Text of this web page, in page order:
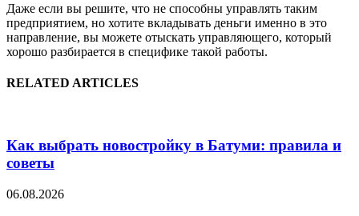
Даже если вы решите, что не способны управлять таким
предприятием, но хотите вкладывать деньги именно в это
направление, вы можете отыскать управляющего, который
хорошо разбирается в специфике такой работы.
RELATED ARTICLES
Как выбрать новостройку в Батуми: правила и
советы
06.08.2026